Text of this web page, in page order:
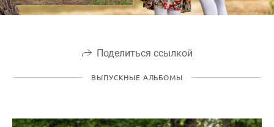
Поделиться ссылкой
ВЫПУСКНЫЕ АЛЬБОМЫ